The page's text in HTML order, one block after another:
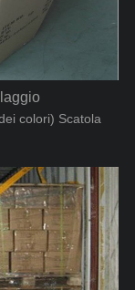
colori) Scatola